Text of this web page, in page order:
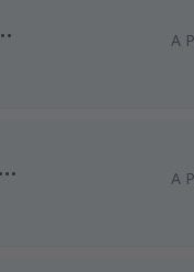
Coanda A
Roma Roma - Fiumicino A